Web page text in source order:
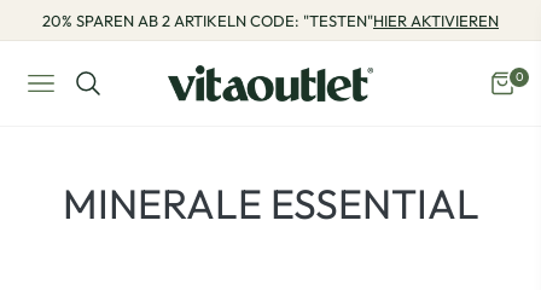
20% SPAREN AB 2 ARTIKELN CODE: "TESTEN"HIER AKTIVIEREN
Navigation
0
PRODUKTE:
MINERALE ESSENTIAL